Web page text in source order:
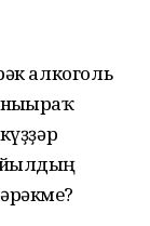
алкоголь
йылдың